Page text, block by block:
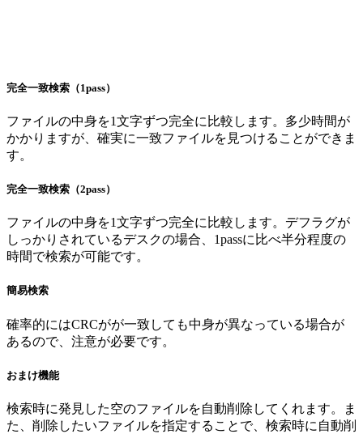
完全一致検索（1pass）
ファイルの中身を1文字ずつ完全に比較します。多少時間が
かかりますが、確実に一致ファイルを見つけることができま
す。
完全一致検索（2pass）
ファイルの中身を1文字ずつ完全に比較します。デフラグが
しっかりされているデスクの場合、1passに比べ半分程度の
時間で検索が可能です。
簡易検索
確率的にはCRCがが一致しても中身が異なっている場合が
あるので、注意が必要です。
おまけ機能
検索時に発見した空のファイルを自動削除してくれます。ま
た、削除したいファイルを指定することで、検索時に自動削